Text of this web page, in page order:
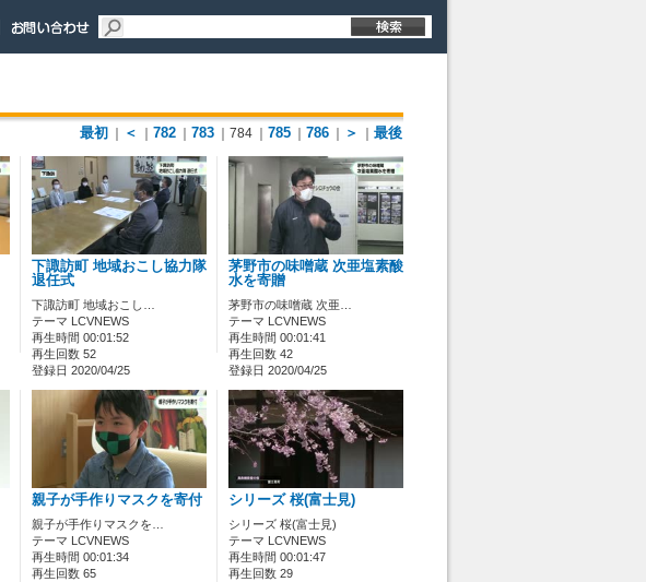
最初
＜ 782 783 ｜784 785 786 ＞ 最後
下諏訪町 地域おこし協力隊
退任式
下諏訪町 地域おこし…
テーマ LCVNEWS
再生時間 00:01:52
再生回数 52
登録日 2020/04/25
茅野市の味噌蔵 次亜塩素酸
水を寄贈
茅野市の味噌蔵 次亜…
テーマ LCVNEWS
再生時間 00:01:41
再生回数 42
登録日 2020/04/25
親子が手作りマスクを寄付
親子が手作りマスクを…
テーマ LCVNEWS
再生時間 00:01:34
再生回数 65
シリーズ 桜(富士見)
シリーズ 桜(富士見)
テーマ LCVNEWS
再生時間 00:01:47
再生回数 29